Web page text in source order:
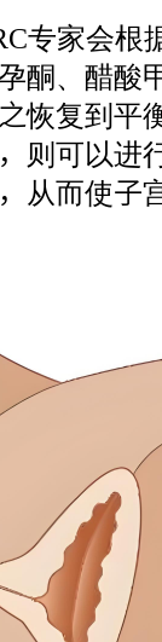
专家会根
酮、醋酸
恢复到平
则可以进
从而使子